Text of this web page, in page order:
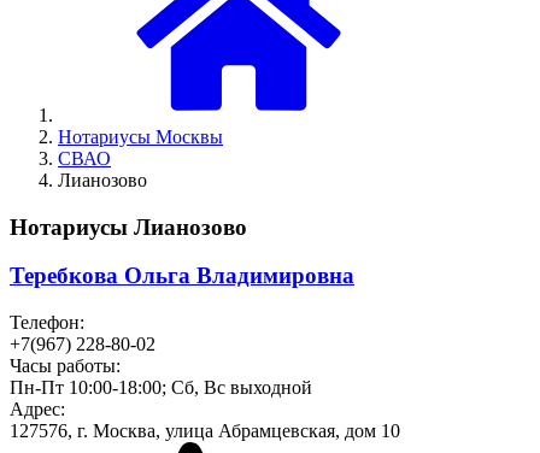
Нотариусы Москвы
СВАО
Лианозово
Нотариусы Лианозово
Теребкова Ольга Владимировна
Телефон:
+7(967) 228-80-02
Часы работы:
Пн-Пт 10:00-18:00; Сб, Вс выходной
Адрес:
127576, г. Москва, улица Абрамцевская, дом 10